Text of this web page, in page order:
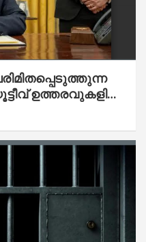
ഉത്തരവുകളിൽ